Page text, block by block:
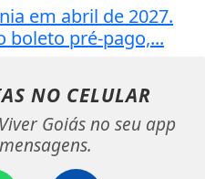
em abril de 2027.
boleto pré-pago,...
NO CELULAR
Goiás no seu app